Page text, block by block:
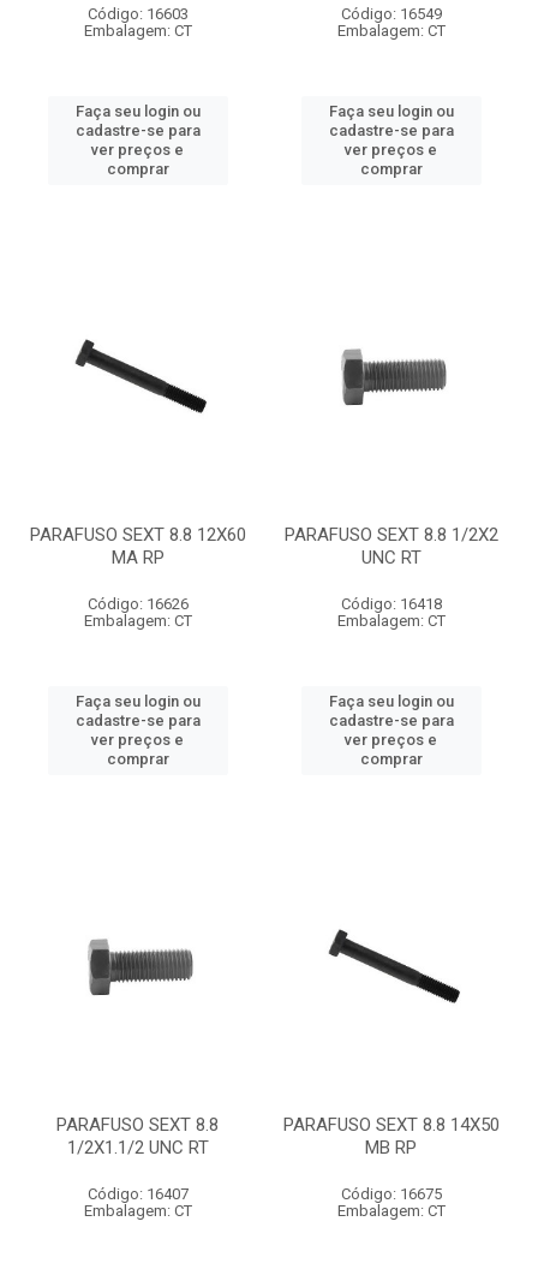
Código: 16603
Embalagem: CT
Faça seu login ou
cadastre-se para
ver preços e
comprar
Código: 16549
Embalagem: CT
Faça seu login ou
cadastre-se para
ver preços e
comprar
PARAFUSO SEXT 8.8 12X60
MA RP
Código: 16626
Embalagem: CT
Faça seu login ou
cadastre-se para
ver preços e
comprar
PARAFUSO SEXT 8.8 1/2X2
UNC RT
Código: 16418
Embalagem: CT
Faça seu login ou
cadastre-se para
ver preços e
comprar
PARAFUSO SEXT 8.8
1/2X1.1/2 UNC RT
Código: 16407
Embalagem: CT
PARAFUSO SEXT 8.8 14X50
MB RP
Código: 16675
Embalagem: CT